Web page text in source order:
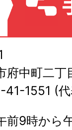
府中町二丁
41-1551 (
前9時から